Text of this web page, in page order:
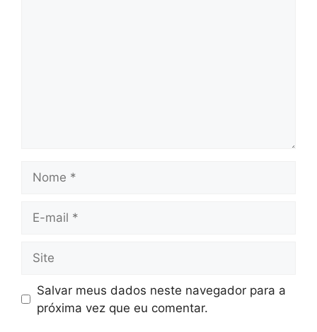
mail
Salvar meus dados neste navegador para a
próxima vez que eu comentar.